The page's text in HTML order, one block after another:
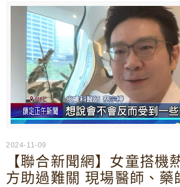
2024-11-09
【聯合新聞網】女童搭機
方助過難關 現場醫師、藥